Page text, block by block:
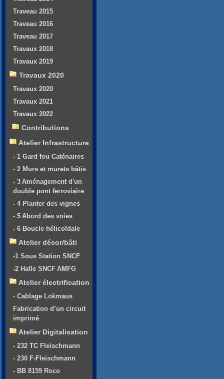
Traveau 2015
Traveau 2016
Traveau 2017
Travaux 2018
Travaux 2019
Travaux 2020
Travaux 2020
Travaux 2021
Travaux 2022
Contributions
Atelier Infrastructure
- 1 Gard fou Caténaires
- 2 Murs et murets bâtis
- 3 Aménagement d'un
double pont ferroviaire
- 4 Planter des vignes
- 5 Abord des voies
- 6 Boucle hélicoïdale
Atelier décor/bâti
-1 Sous Station SNCF
-2 Halle SNCF AMFG
Atelier électrification
- Cablage Lokmaus
Fabrication d’un circuit
imprimé
Atelier Digitalisation
- 232 TC Fleischmann
- 230 F-Fleischmann
- BB 8159 Roco